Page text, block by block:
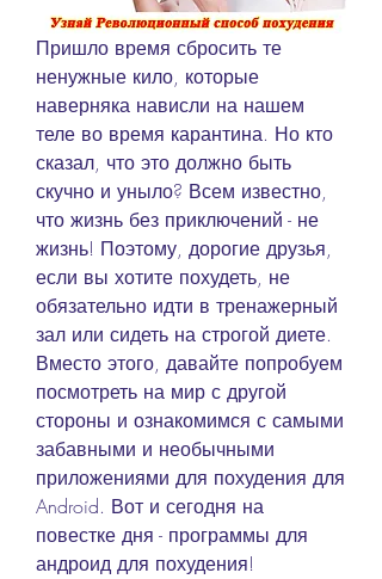
Пришло время сбросить те
ненужные кило, которые
наверняка нависли на нашем
теле во время карантина. Но кто
сказал, что это должно быть
скучно и уныло? Всем известно,
что жизнь без приключений - не
жизнь! Поэтому, дорогие друзья,
если вы хотите похудеть, не
обязательно идти в тренажерный
зал или сидеть на строгой диете.
Вместо этого, давайте попробуем
посмотреть на мир с другой
стороны и ознакомимся с самыми
забавными и необычными
приложениями для похудения для
Android. Вот и сегодня на
повестке дня - программы для
андроид для похудения!